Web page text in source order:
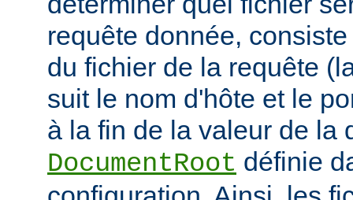
requête donnée,
du fichier de la requête
suit le nom d'hôte et le
à la fin de la valeur de la
DocumentRoot définie